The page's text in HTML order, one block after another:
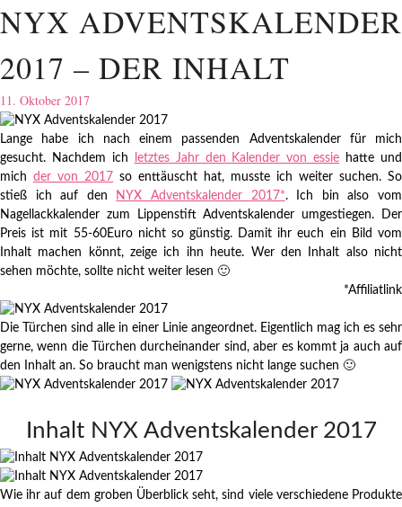
NYX ADVENTSKALENDER
2017 – DER INHALT
11. Oktober 2017
Lange habe ich nach einem passenden Adventskalender für mich
gesucht. Nachdem ich
letztes Jahr den Kalender von essie hatte und
mich der von 2017 so enttäuscht hat, musste ich weiter suchen. So
stieß ich auf den
NYX Adventskalender 2017*. Ich bin also vom
Nagellackkalender zum Lippenstift Adventskalender umgestiegen. Der
Preis ist mit 55-60Euro nicht so günstig. Damit ihr euch ein Bild vom
Inhalt machen könnt, zeige ich ihn heute. Wer den Inhalt also nicht
sehen möchte, sollte nicht weiter lesen 🙂
*Affiliatlink
Die Türchen sind alle in einer Linie angeordnet. Eigentlich mag ich es sehr
gerne, wenn die Türchen durcheinander sind, aber es kommt ja auch auf
den Inhalt an. So braucht man wenigstens nicht lange suchen 🙂
Inhalt NYX Adventskalender 2017
Wie ihr auf dem groben Überblick seht, sind viele verschiedene Produkte